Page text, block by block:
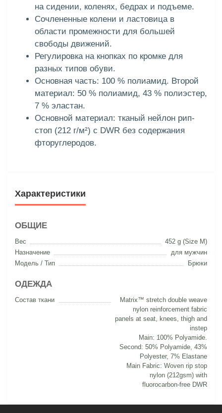
на сидении, коленях, бедрах и подъеме.
Сочлененные колени и ластовица в
области промежности для большей
свободы движений.
Регулировка на кнопках по кромке для
разных типов обуви.
Основная часть: 100 % полиамид. Второй
материал: 50 % полиамид, 43 % полиэстер,
7 % эластан.
Основной материал: тканый нейлон рип-
стоп (212 г/м²) с DWR без содержания
фторуглеродов.
Характеристики
ОБЩИЕ
Вес
452 g (Size M)
Назначение
для мужчин
Модель / Тип
Брюки
ОДЕЖДА
Состав ткани
Matrix™ stretch double weave
nylon reinforcement fabric
panels at seat, knees, thigh and
instep
Main: 100% Polyamide.
Second: 50% Polyamide, 43%
Polyester, 7% Elastane
Main Fabric: Woven rip stop
nylon (212gsm) with
fluorocarbon-free DWR